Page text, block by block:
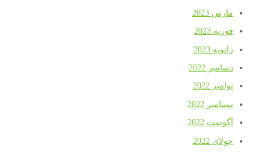
مارس 2023
فوریه 2023
ژانویه 2023
دسامبر 2022
نوامبر 2022
سپتامبر 2022
آگوست 2022
جولای 2022